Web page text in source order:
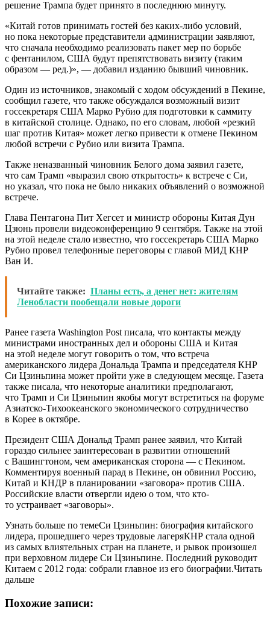
решение Трампа будет принято в последнюю минуту.
«Китай готов принимать гостей без каких-либо условий,
но пока некоторые представители администрации заявляют,
что сначала необходимо реализовать пакет мер по борьбе
с фентанилом, США будут препятствовать визиту (таким
образом — ред.)», — добавил изданию бывший чиновник.
Один из источников, знакомый с ходом обсуждений в Пекине,
сообщил газете, что также обсуждался возможный визит
госсекретаря США Марко Рубио для подготовки к саммиту
в китайской столице. Однако, по его словам, любой «резкий
шаг против Китая» может легко привести к отмене Пекином
любой встречи с Рубио или визита Трампа.
Также неназванный чиновник Белого дома заявил газете,
что сам Трамп «выразил свою открытость» к встрече с Си,
но указал, что пока не было никаких объявлений о возможной
встрече.
Глава Пентагона Пит Хегсет и министр обороны Китая Дун
Цзюнь провели видеоконференцию 9 сентября. Также на этой
на этой неделе стало известно, что госсекретарь США Марко
Рубио провел телефонные переговоры с главой МИД КНР
Ван И.
Читайте также: Планы есть, а денег нет: жителям
Ленобласти пообещали новые дороги
Ранее газета Washington Post писала, что контакты между
министрами иностранных дел и обороны США и Китая
на этой неделе могут говорить о том, что встреча
американского лидера Дональда Трампа и председателя КНР
Си Цзиньпина может пройти уже в следующем месяце. Газета
также писала, что некоторые аналитики предполагают,
что Трамп и Си Цзиньпин якобы могут встретиться на форуме
Азиатско-Тихоокеанского экономического сотрудничество
в Корее в октябре.
Президент США Дональд Трамп ранее заявил, что Китай
гораздо сильнее заинтересован в развитии отношений
с Вашингтоном, чем американская сторона — с Пекином.
Комментируя военный парад в Пекине, он обвинил Россию,
Китай и КНДР в планировании «заговора» против США.
Российские власти отвергли идею о том, что кто-
то устраивает «заговоры».
Узнать больше по темеСи Цзиньпин: биография китайского
лидера, прошедшего через трудовые лагеряКНР стала одной
из самых влиятельных стран на планете, и рывок произошел
при верховном лидере Си Цзиньпине. Последний руководит
Китаем с 2012 года: собрали главное из его биографии.Читать
дальше
Похожие записи: